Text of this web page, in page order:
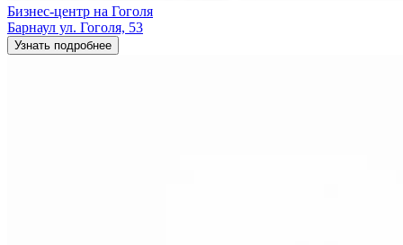
Бизнес-центр на Гоголя
Барнаул ул. Гоголя, 53
Узнать подробнее